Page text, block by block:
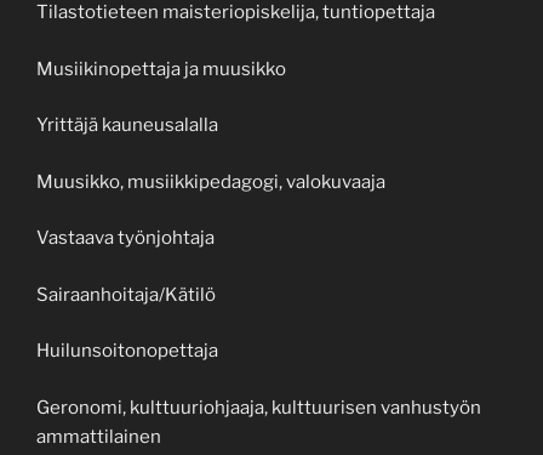
Tilastotieteen maisteriopiskelija, tuntiopettaja
Musiikinopettaja ja muusikko
Yrittäjä kauneusalalla
Muusikko, musiikkipedagogi, valokuvaaja
Vastaava työnjohtaja
Sairaanhoitaja/Kätilö
Huilunsoitonopettaja
Geronomi, kulttuuriohjaaja, kulttuurisen vanhustyön
ammattilainen